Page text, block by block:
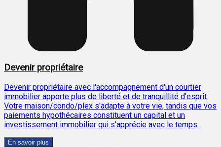
Devenir propriétaire
Devenir propriétaire avec l'accompagnement d'un courtier
immobilier apporte plus de liberté et de tranquillité d'esprit.
Votre maison/condo/plex s'adapte à votre vie, tandis que vos
paiements hypothécaires constituent un capital et un
investissement immobilier qui s'apprécie avec le temps.
En savoir plus